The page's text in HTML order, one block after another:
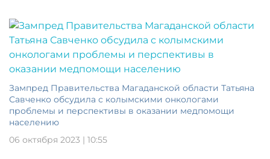
Зампред Правительства Магаданской области Татьяна
Савченко обсудила с колымскими онкологами
проблемы и перспективы в оказании медпомощи
населению
06 октября 2023 | 10:55